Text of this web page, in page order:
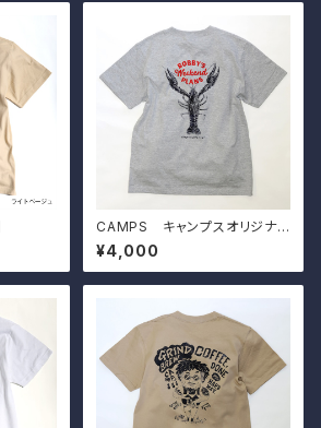
CAMPS キャンプスオリジナル
Tシャツ【 Bobby's Weekend
Plan 】
¥4,000